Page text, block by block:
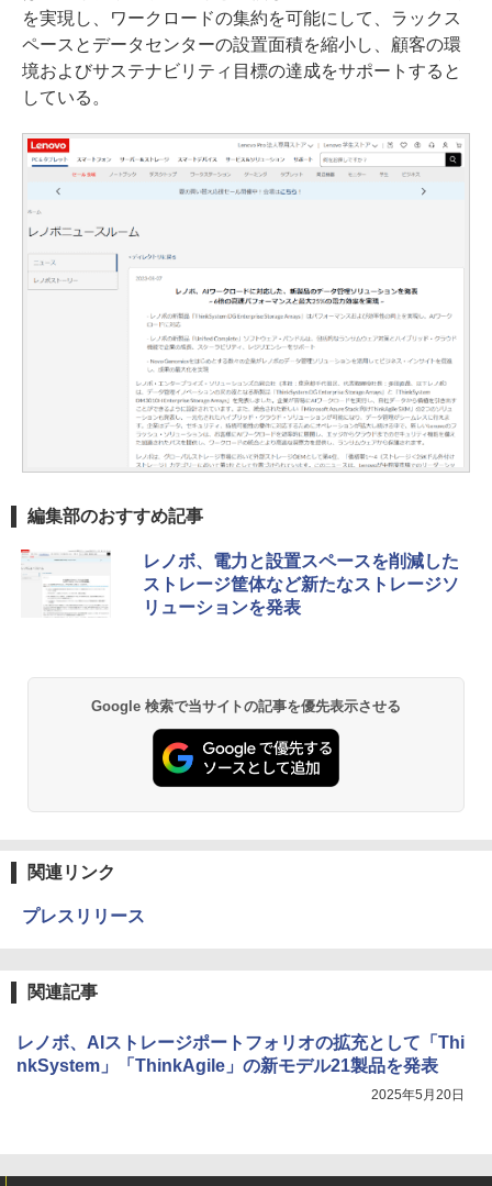
を実現し、ワークロードの集約を可能にして、ラックス
ペースとデータセンターの設置面積を縮小し、顧客の環
境およびサステナビリティ目標の達成をサポートすると
している。
編集部のおすすめ記事
レノボ、電力と設置スペースを削減した
ストレージ筐体など新たなストレージソ
リューションを発表
Google 検索で当サイトの記事を優先表示させる
関連リンク
プレスリリース
関連記事
レノボ、AIストレージポートフォリオの拡充として「Thi
nkSystem」「ThinkAgile」の新モデル21製品を発表
2025年5月20日